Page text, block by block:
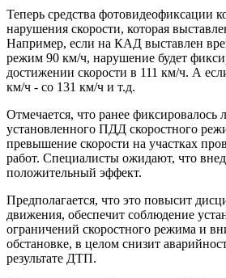
Теперь средства фотовидеофиксации
нарушения скорости, которая
Например, если на КАД выставлен
режим 90 км/ч, нарушение будет
достижении скорости в 111 км/ч. А
км/ч - со 131 км/ч и т.д.
Отмечается, что ранее
установленного ПДД скоростного
превышение скорости на участках
работ. Специалисты ожидают, что
положительный эффект.
Предполагается, что это повысит
движения, обеспечит соблюдение
ограничений скоростного режима и
обстановке, в целом снизит
результате ДТП.